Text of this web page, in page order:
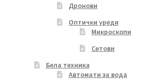
Дронови
Оптички уреди
Микроскопи
Сетови
Бела техника
Автомати за вода